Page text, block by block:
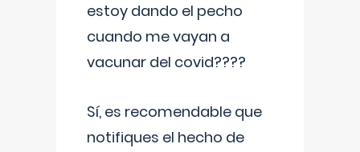
estoy dando el pecho
cuando me vayan a
vacunar del covid????
Sí, es recomendable que
notifiques el hecho de